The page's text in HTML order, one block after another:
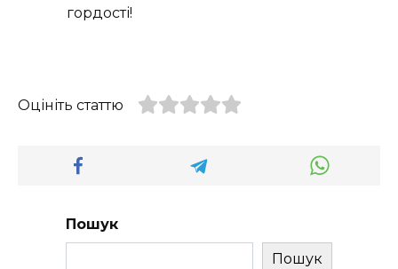
гордості!
Оцініть статтю
Пошук
Пошук